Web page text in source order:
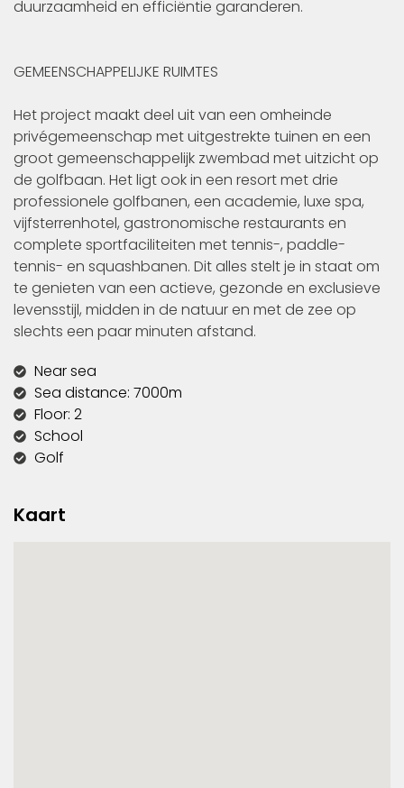
duurzaamheid en efficiëntie garanderen.
GEMEENSCHAPPELIJKE RUIMTES
Het project maakt deel uit van een omheinde
privégemeenschap met uitgestrekte tuinen en een
groot gemeenschappelijk zwembad met uitzicht op
de golfbaan. Het ligt ook in een resort met drie
professionele golfbanen, een academie, luxe spa,
vijfsterrenhotel, gastronomische restaurants en
complete sportfaciliteiten met tennis-, paddle-
tennis- en squashbanen. Dit alles stelt je in staat om
te genieten van een actieve, gezonde en exclusieve
levensstijl, midden in de natuur en met de zee op
slechts een paar minuten afstand.
Near sea
Sea distance: 7000m
Floor: 2
School
Golf
Kaart